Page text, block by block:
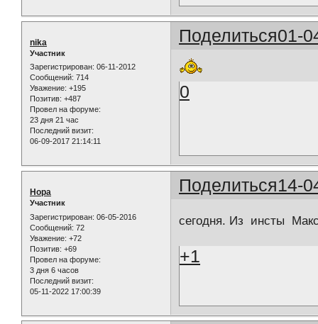
Поделиться01-
nika
Участник
Зарегистрирован: 06-11-2012
Сообщений: 714
Уважение: +195
Позитив: +487
Провел на форуме:
23 дня 21 час
Последний визит:
06-09-2017 21:14:11
0
Поделиться14-
Нора
Участник
Зарегистрирован: 06-05-2016
Сообщений: 72
Уважение: +72
Позитив: +69
Провел на форуме:
3 дня 6 часов
Последний визит:
05-11-2022 17:00:39
сегодня. Из инсты
+1